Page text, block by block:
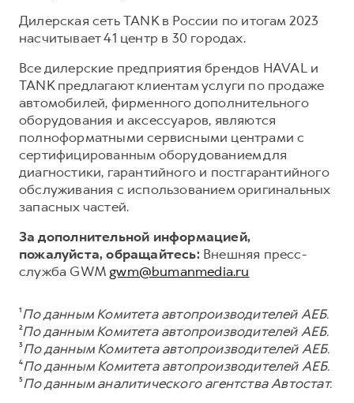
Дилерская сеть TANK в России по итогам 2023
насчитывает 41 центр в 30 городах.
Все дилерские предприятия брендов HAVAL и
TANK предлагают клиентам услуги по продаже
автомобилей, фирменного дополнительного
оборудования и аксессуаров, являются
полноформатными сервисными центрами с
сертифицированным оборудованием для
диагностики, гарантийного и постгарантийного
обслуживания с использованием оригинальных
запасных частей.
За дополнительной информацией,
пожалуйста, обращайтесь:Внешняя пресс-
служба GWM gwm@bumanmedia.ru
¹По данным Комитета автопроизводителей АЕБ.
²По данным Комитета автопроизводителей АЕБ.
³По данным Комитета автопроизводителей АЕБ.
⁴По данным Комитета автопроизводителей АЕБ.
⁵По данным аналитического агентства Автостат.